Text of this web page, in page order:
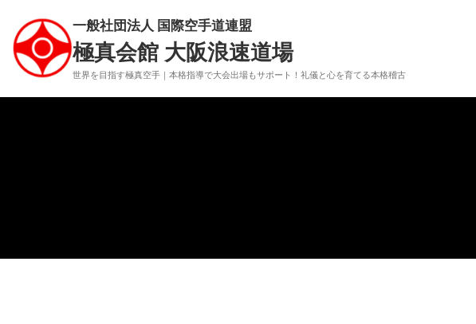
一般社団法人 国際空手道連盟
極真会館 大阪浪速道場
世界を目指す極真空手｜本格指導で大会出場もサポート！ 礼儀と心を育てる本格稽古